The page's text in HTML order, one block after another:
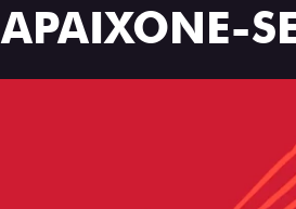
APAIXONE-